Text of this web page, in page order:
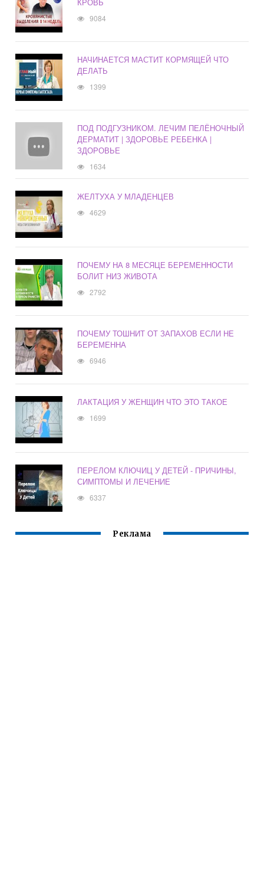
9084
НАЧИНАЕТСЯ МАСТИТ КОРМЯЩЕЙ ЧТО
ДЕЛАТЬ
1399
ПОД ПОДГУЗНИКОМ. ЛЕЧИМ ПЕЛЁНОЧНЫЙ
ДЕРМАТИТ | ЗДОРОВЬЕ РЕБЕНКА |
ЗДОРОВЬЕ
1634
ЖЕЛТУХА У МЛАДЕНЦЕВ
4629
ПОЧЕМУ НА 8 МЕСЯЦЕ БЕРЕМЕННОСТИ
БОЛИТ НИЗ ЖИВОТА
2792
ПОЧЕМУ ТОШНИТ ОТ ЗАПАХОВ ЕСЛИ НЕ
БЕРЕМЕННА
6946
ЛАКТАЦИЯ У ЖЕНЩИН ЧТО ЭТО ТАКОЕ
1699
ПЕРЕЛОМ КЛЮЧИЦ У ДЕТЕЙ - ПРИЧИНЫ,
СИМПТОМЫ И ЛЕЧЕНИЕ
6337
Реклама